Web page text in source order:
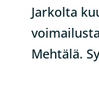
Jarkolta
Mehtälä.